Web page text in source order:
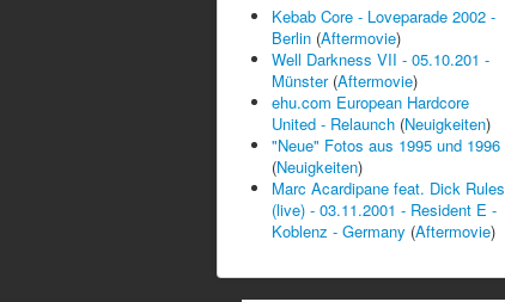
Kebab Core - Loveparade 2002 -
Berlin (Aftermovie)
Well Darkness VII - 05.10.201 -
Münster (Aftermovie)
ehu.com European Hardcore
United - Relaunch (Neuigkeiten)
"Neue" Fotos aus 1995 und 1996
(Neuigkeiten)
Marc Acardipane feat. Dick Rules
(live) - 03.11.2001 - Resident E -
Koblenz - Germany (Aftermovie)